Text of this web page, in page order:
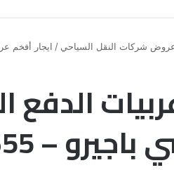
شركات النقل السياحي / ايجار أفخم
الدفع
– 01102106655
ر
و
ش